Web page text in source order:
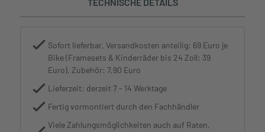
Sofort lieferbar, Versandkosten anteilig: 69 Euro je
Bike (Framesets & Kinderräder bis 24 Zoll: 39
Euro), Zubehör: 7,90 Euro
Lieferzeit: derzeit 7 - 14 Werktage
Fertig vormontiert durch den Fachhändler
Viele Zahlungsmöglichkeiten auch auf Raten,